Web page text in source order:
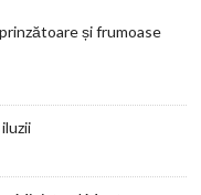
și frumoase